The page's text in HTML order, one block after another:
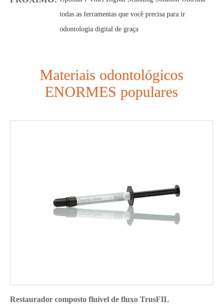
todas as ferramentas que você precisa para ir
odontologia digital de graça
Materiais odontológicos
ENORMES populares
Restaurador composto fluível de fluxo TrusFIL